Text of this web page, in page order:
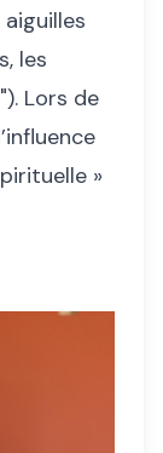
les
Lors de
»